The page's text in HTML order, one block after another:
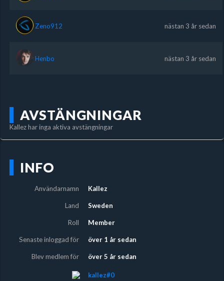
Zeno912 nästan 3 år sedan
Henbo nästan 3 år sedan
AVSTÄNGNINGAR
Kallez har inga aktiva avstängningar
INFO
Användarnamn Kallez
Land Sweden
Roll Member
Senaste inloggad för över 1 år sedan
Blev medlem för över 5 år sedan
kallez#0